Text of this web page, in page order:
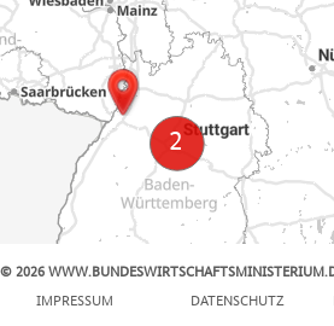
© 2026
IMPRESSUM
DATENSCHUTZ